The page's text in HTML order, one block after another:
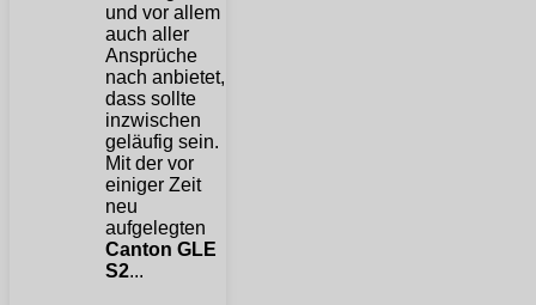
und vor allem
auch aller
Ansprüche
nach anbietet,
dass sollte
inzwischen
geläufig sein.
Mit der vor
einiger Zeit
neu
aufgelegten
Canton GLE
S2...